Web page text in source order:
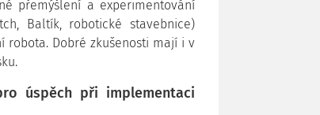
přemýšlení a experimentování
Baltík, robotické stavebnice)
robota. Dobré zkušenosti mají i v
úspěch při implementaci